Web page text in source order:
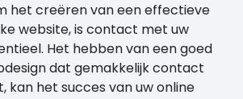
het creëren van een effectieve
website, is contact met uw
Het hebben van een goed
dat gemakkelijk contact
kan het succes van uw online